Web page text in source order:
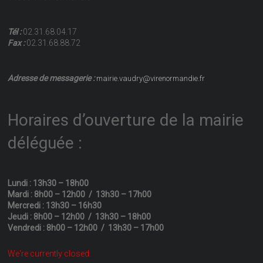
Tél :02.31.68.04.17
Fax :02.31.68.88.72
Adresse de messagerie :mairie.vaudry@virenormandie.fr
Horaires d’ouverture de la mairie
déléguée :
Lundi : 13h30 – 18h00
Mardi : 8h00 – 12h00 / 13h30 – 17h00
Mercredi : 13h30 – 16h30
Jeudi : 8h00 – 12h00 / 13h30 – 18h00
Vendredi : 8h00 – 12h00 / 13h30 – 17h00
We're currently closed.